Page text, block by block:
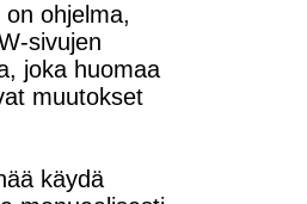
on ohjelma,
sivujen
joka huomaa
muutokset
käydä